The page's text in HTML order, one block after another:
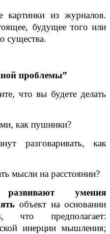
картинки из журналов.
будущее того или
существа.
проблемы”
что вы будете делать
как пушинки?
разговаривать, как
мысли на расстоянии?
умения
объект на основании
что предполагает:
инерции мышления;